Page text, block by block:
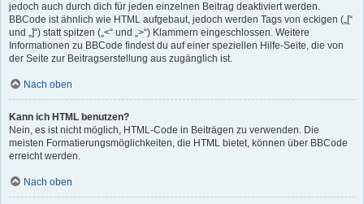
jedoch auch durch dich für jeden einzelnen Beitrag deaktiviert werden.
BBCode ist ähnlich wie HTML aufgebaut, jedoch werden Tags von eckigen („[“
und „]“) statt spitzen („<“ und „>“) Klammern eingeschlossen. Weitere
Informationen zu BBCode findest du auf einer speziellen Hilfe-Seite, die von
der Seite zur Beitragserstellung aus zugänglich ist.
Nach oben
Kann ich HTML benutzen?
Nein, es ist nicht möglich, HTML-Code in Beiträgen zu verwenden. Die
meisten Formatierungsmöglichkeiten, die HTML bietet, können über BBCode
erreicht werden.
Nach oben